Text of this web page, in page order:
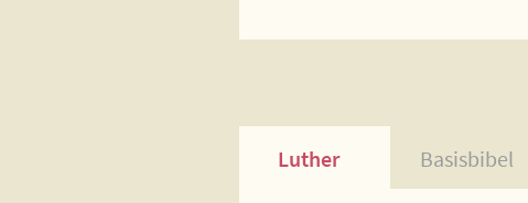
Luther Basisbibel